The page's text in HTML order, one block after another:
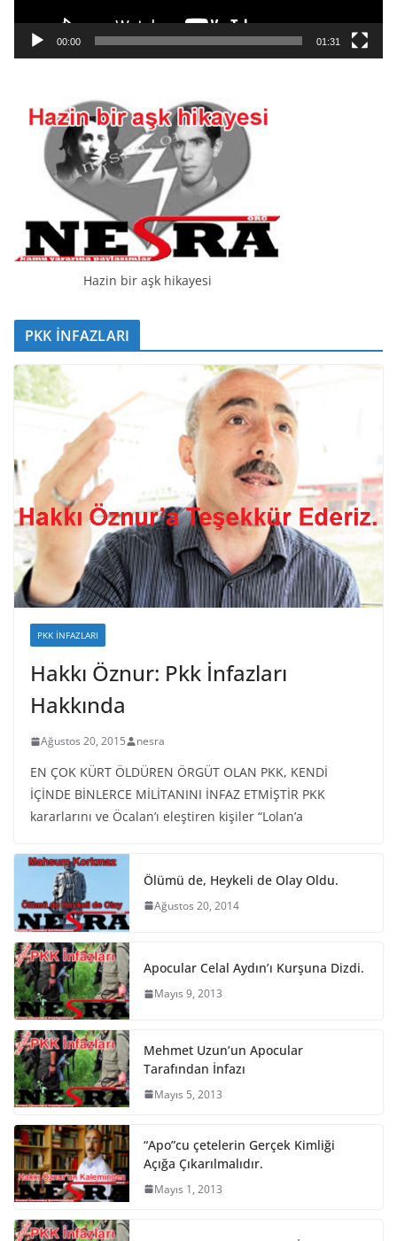
t
00:00 01:31
Hazin bir aşk hikayesi
PKK İNFAZLARI
PKK İNFAZLARI
Hakkı Öznur: Pkk İnfazları
Hakkında
Ağustos 20, 2015 nesra
EN ÇOK KÜRT ÖLDÜREN ÖRGÜT OLAN PKK, KENDİ
İÇİNDE BİNLERCE MİLİTANINI İNFAZ ETMİŞTİR PKK
kararlarını ve Öcalan’ı eleştiren kişiler “Lolan’a
Ölümü de, Heykeli de Olay Oldu.
Ağustos 20, 2014
Apocular Celal Aydın’ı Kurşuna Dizdi.
Mayıs 9, 2013
Mehmet Uzun’un Apocular
Tarafından İnfazı
Mayıs 5, 2013
“Apo”cu çetelerin Gerçek Kimliği
Açığa Çıkarılmalıdır.
Mayıs 1, 2013